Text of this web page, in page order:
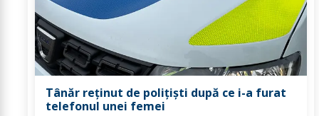
Tânăr reținut de polițiști după ce i-a furat
telefonul unei femei